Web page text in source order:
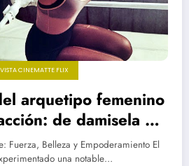
CINEMATTE FLIX
arquetipo femenino
de damisela en
empoderada
Fuerza, Belleza y Empoderamiento El
una notable…